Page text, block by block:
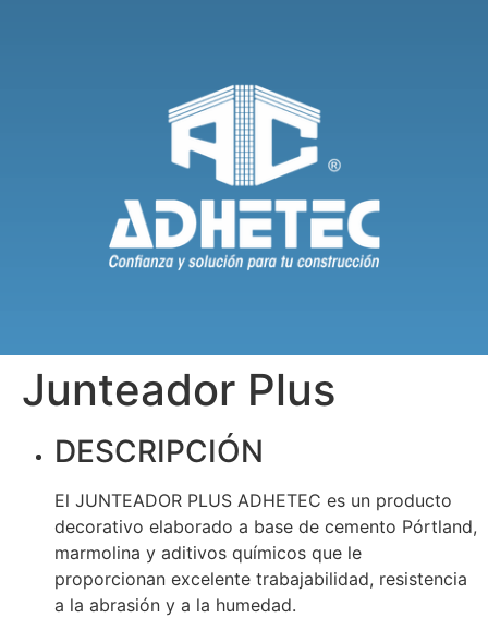
Junteador Plus
DESCRIPCIÓN
El JUNTEADOR PLUS ADHETEC es un producto
decorativo elaborado a base de cemento Pórtland,
marmolina y aditivos químicos que le
proporcionan excelente trabajabilidad, resistencia
a la abrasión y a la humedad.